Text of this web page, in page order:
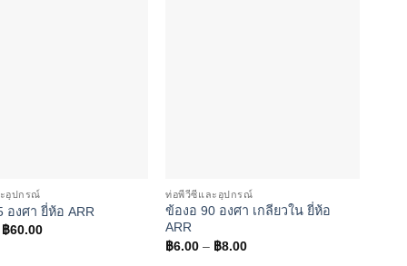
อุปกรณ์
องศา ยี่ห้อ ARR
฿60.00Price
ท่อพีวีซีและอุปกรณ์
ข้องอ 90 องศา เกลียวใน ยี่ห้อ
ARR
฿6.00 – ฿8.00Price